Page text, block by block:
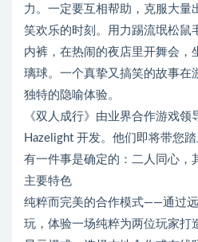
力。一定要互相帮助，克服大量
笑欢乐的时刻。用力踢流氓松鼠
内裤，在热闹的夜店里开舞会，
璃球。一个真挚又搞笑的故事在
独特的隐喻体验。
《双人成行》由业界合作游戏
Hazelight 开发。他们即将带您
有一件事是确定的：二人同心，
主要特色
纯粹而完美的合作模式——通过
玩，体验一场纯粹为两位玩家打